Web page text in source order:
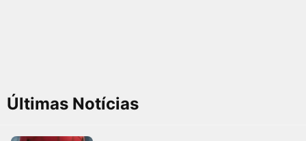
Últimas Notícias